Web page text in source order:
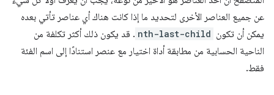
عن جميع العناصر الأخرى لتحديد ما إذا كانت هناك أي عناصر تأتي بعده
يمكن أن تكون nth-last-child . قد يكون ذلك أكثر تكلفة من
الناحية الحسابية من مطابقة أداة اختيار مع عنصر استنادًا إلى اسم الفئة
فقط.